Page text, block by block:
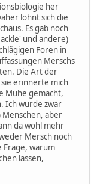
her
lohnt sich die
Es gab noch
und andere)
Foren in
Merschs
Die Art der
erinnerte mich
Mühe gemacht,
Ich wurde zwar
Menschen, aber
da wohl mehr
Mersch noch
Frage, warum
lassen,